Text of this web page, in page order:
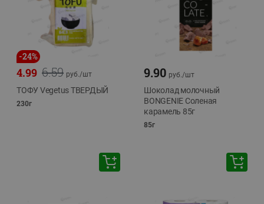
-24%
6.59
4.99 руб./шт
ТОФУ Vegetus ТВЕРДЫЙ
230г
9.90 руб./шт
Шоколад молочный
BONGENIE Соленая
карамель 85г
85г